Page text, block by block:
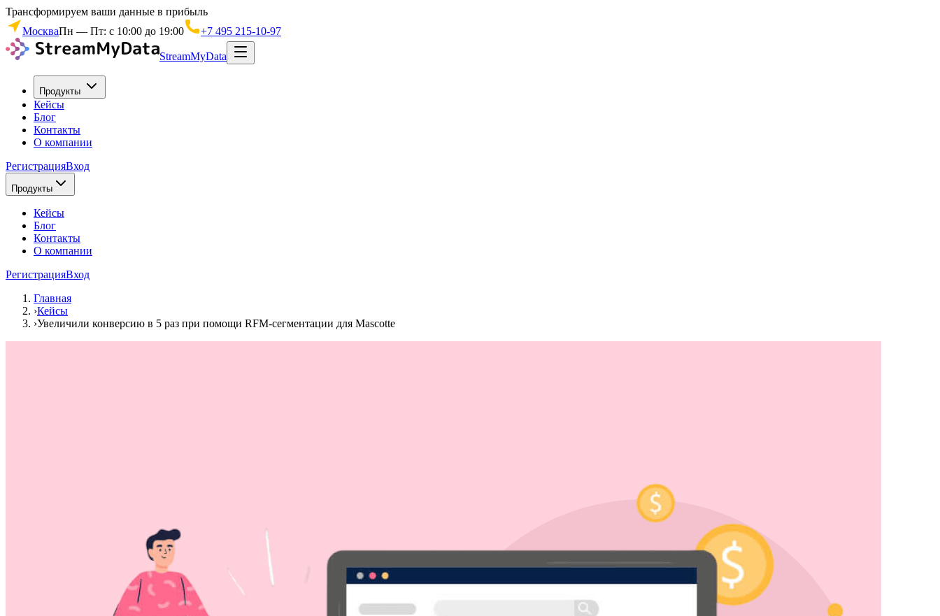
Трансформируем ваши данные в прибыль
МоскваПн — Пт: с 10:00 до 19:00 +7 495 215-10-97
StreamMyData
Продукты
Кейсы
Блог
Контакты
О компании
РегистрацияВход
Продукты
Кейсы
Блог
Контакты
О компании
РегистрацияВход
Главная
›Кейсы
›Увеличили конверсию в 5 раз при помощи RFM-сегментации для Mascotte